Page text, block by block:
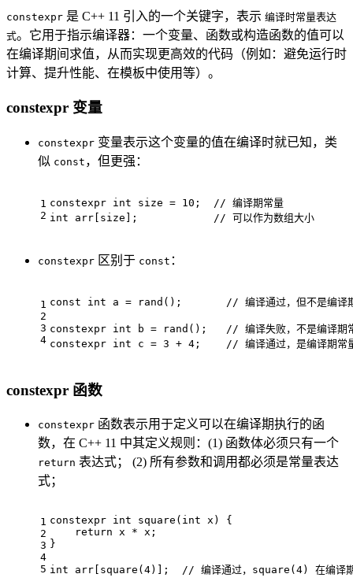
constexpr 是 C++ 11 引入的一个关键字，表示 编译时常量表达
式。它用于指示编译器：一个变量、函数或构造函数的值可以
在编译期间求值，从而实现更高效的代码（例如：避免运行时
计算、提升性能、在模板中使用等）。
constexpr 变量
constexpr 变量表示这个变量的值在编译时就已知，类
似 const ，但更强：
1
2
constexpr int size = 10 ; // 编译期常量
int arr[size]; // 可以作为数组大小
constexpr 区别于 const ：
1
2
3
4
const int a = rand (); // 编译通过，但不是编译
constexpr int b = rand (); // 编译失败，不是编译期
constexpr int c = 3 + 4 ; // 编译通过，是编译期常
constexpr 函数
constexpr 函数表示用于定义可以在编译期执行的函
数，在 C++ 11 中其定义规则：(1) 函数体必须只有一个
return 表达式； (2) 所有参数和调用都必须是常量表达
式；
1
2
3
4
5
constexpr int square ( int x)
{
return x * x;
}
int arr[ square ( 4)]; // 编译通过，square(4) 在编译